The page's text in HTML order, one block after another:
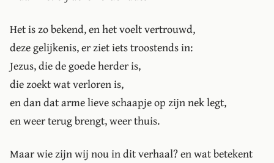
Het is zo bekend, en het voelt vertrouwd,
deze gelijkenis, er ziet iets troostends in:
Jezus, die de goede herder is,
die zoekt wat verloren is,
en dan dat arme lieve schaapje op zijn nek legt,
en weer terug brengt, weer thuis.
Maar wie zijn wij nou in dit verhaal? en wat betekent